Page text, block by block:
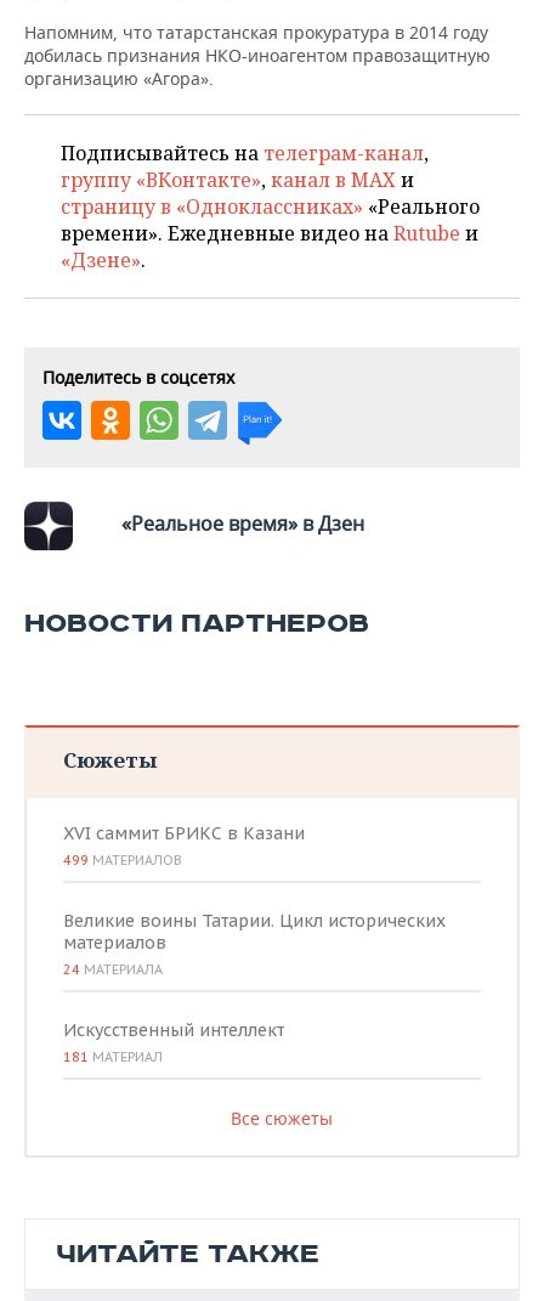
ЭНЕРГЕТИКА
УСЛУГИ
МЕДИА
ТЕЛЕКОММУНИКАЦИИ
ВЫЕЗДНАЯ РЕДАКЦИЯ
БИЗНЕС-БРАНЧИ
ОТКРЫТАЯ ЛЕКЦИЯ
НОВОСТИ СПОРТА
ФУТБОЛ
БАСКЕТБОЛ
ВОЛЕЙБОЛ
КИБЕРСПОРТ
ВОДНЫЕ ВИДЫ СПОРТА
ОБЩЕСТВО
НОВОСТИ ОБЩЕСТВА
ИНФРАСТРУКТУРА
ИСТОРИЯ
КУЛЬТУРА
ОБРАЗОВАНИЕ
ФОТОГАЛЕРЕЯ
СПРАВОЧНИК
СПИСОК ПЕРСОН
СПИСОК КОМПАНИЙ
ПОЛНАЯ ВЕРСИЯ
Напомним, что татарстанская прокуратура в 2014 году
добилась признания НКО-иноагентом правозащитную
организацию «Агора».
Подписывайтесь на телеграм-канал,
группу «ВКонтакте»,канал в MAXи
страницу в «Одноклассниках» «Реального
времени». Ежедневные видео наRutube и
«Дзене».
Поделитесь в соцсетях
«Реальное время» в Дзен
НОВОСТИ ПАРТНЕРОВ
Сюжеты
XVI саммит БРИКС в Казани
499 МАТЕРИАЛОВ
Великие воины Татарии. Цикл исторических
материалов
24 МАТЕРИАЛА
Искусственный интеллект
181 МАТЕРИАЛ
Все сюжеты
ЧИТАЙТЕ ТАКЖЕ